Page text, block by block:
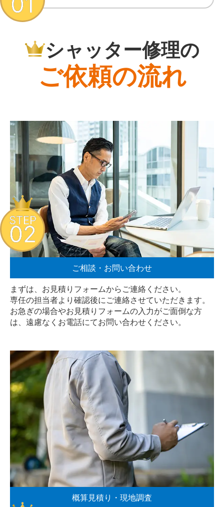
シャッター修理の
ご依頼の流れ
ご相談・お問い合わせ
まずは、お見積りフォームからご連絡ください。
専任の担当者より確認後にご連絡させていただきます。
お急ぎの場合やお見積りフォームの入力がご面倒な方
は、遠慮なく お電話にてお問い合わせください。
STEP
02
概算見積り・現地調査